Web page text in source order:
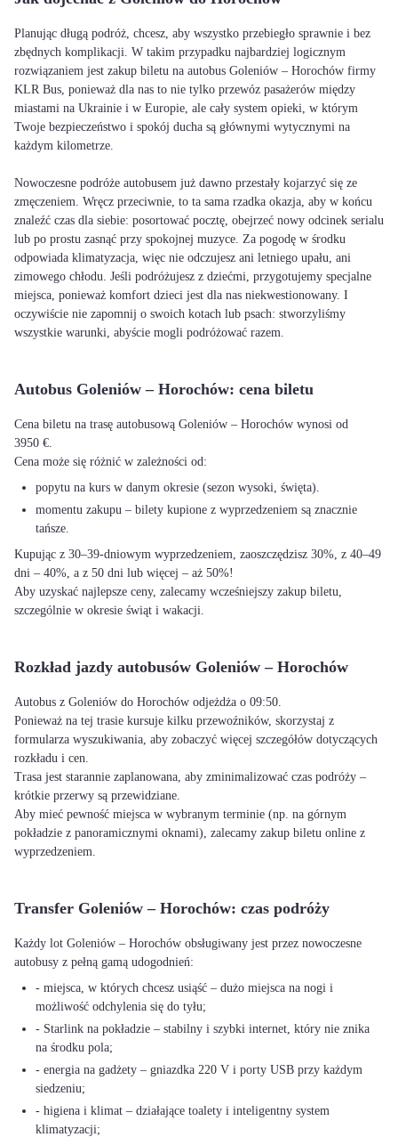
Planując długą podróż, chcesz, aby wszystko przebiegło sprawnie i bez
zbędnych komplikacji. W takim przypadku najbardziej logicznym
rozwiązaniem jest zakup biletu na autobus Goleniów – Horochów firmy
KLR Bus, ponieważ dla nas to nie tylko przewóz pasażerów między
miastami na Ukrainie i w Europie, ale cały system opieki, w którym
Twoje bezpieczeństwo i spokój ducha są głównymi wytycznymi na
każdym kilometrze.
Nowoczesne podróże autobusem już dawno przestały kojarzyć się ze
zmęczeniem. Wręcz przeciwnie, to ta sama rzadka okazja, aby w końcu
znaleźć czas dla siebie: posortować pocztę, obejrzeć nowy odcinek serialu
lub po prostu zasnąć przy spokojnej muzyce. Za pogodę w środku
odpowiada klimatyzacja, więc nie odczujesz ani letniego upału, ani
zimowego chłodu. Jeśli podróżujesz z dziećmi, przygotujemy specjalne
miejsca, ponieważ komfort dzieci jest dla nas niekwestionowany. I
oczywiście nie zapomnij o swoich kotach lub psach: stworzyliśmy
wszystkie warunki, abyście mogli podróżować razem.
Autobus Goleniów – Horochów: cena biletu
Cena biletu na trasę autobusową Goleniów – Horochów wynosi od
3950 €.
Cena może się różnić w zależności od:
popytu na kurs w danym okresie (sezon wysoki, święta).
momentu zakupu – bilety kupione z wyprzedzeniem są znacznie
tańsze.
Kupując z 30–39-dniowym wyprzedzeniem, zaoszczędzisz 30%, z 40–49
dni – 40%, a z 50 dni lub więcej – aż 50%!
Aby uzyskać najlepsze ceny, zalecamy wcześniejszy zakup biletu,
szczególnie w okresie świąt i wakacji.
Rozkład jazdy autobusów Goleniów – Horochów
Autobus z Goleniów do Horochów odjeżdża o 09:50.
Ponieważ na tej trasie kursuje kilku przewoźników, skorzystaj z
formularza wyszukiwania, aby zobaczyć więcej szczegółów dotyczących
rozkładu i cen.
Trasa jest starannie zaplanowana, aby zminimalizować czas podróży –
krótkie przerwy są przewidziane.
Aby mieć pewność miejsca w wybranym terminie (np. na górnym
pokładzie z panoramicznymi oknami), zalecamy zakup biletu online z
wyprzedzeniem.
Transfer Goleniów – Horochów: czas podróży
Każdy lot Goleniów – Horochów obsługiwany jest przez nowoczesne
autobusy z pełną gamą udogodnień:
- miejsca, w których chcesz usiąść – dużo miejsca na nogi i
możliwość odchylenia się do tyłu;
- Starlink na pokładzie – stabilny i szybki internet, który nie znika
na środku pola;
- energia na gadżety – gniazdka 220 V i porty USB przy każdym
siedzeniu;
- higiena i klimat – działające toalety i inteligentny system
klimatyzacji;